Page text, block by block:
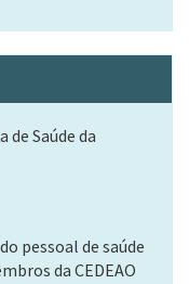
Saúde da
pessoal de saúde
da CEDEAO